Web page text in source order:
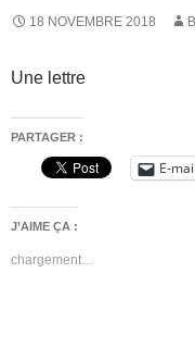
18 NOVEMBRE 2018
Une lettre
PARTAGER :
E-mail
J’AIME ÇA :
chargement…